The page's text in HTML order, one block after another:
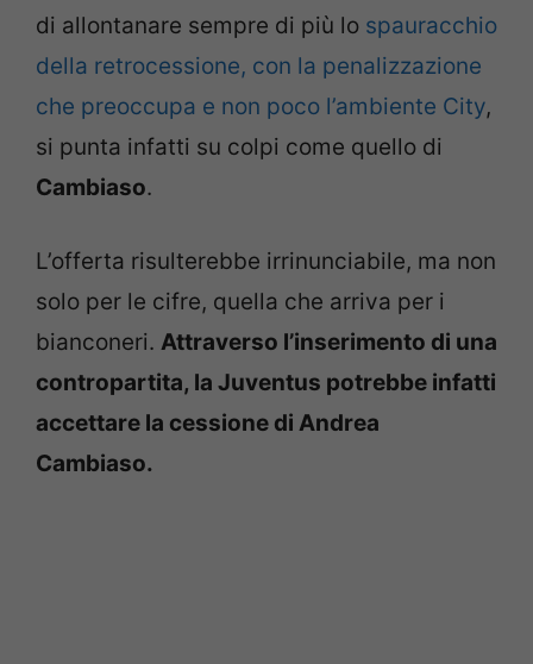
di allontanare sempre di più lo spauracchio
della retrocessione, con la penalizzazione
che preoccupa e non poco l’ambiente City,
si punta infatti su colpi come quello di
Cambiaso.
L’offerta risulterebbe irrinunciabile, ma non
solo per le cifre, quella che arriva per i
bianconeri. Attraverso l’inserimento di una
contropartita, la Juventus potrebbe infatti
accettare la cessione di Andrea
Cambiaso.